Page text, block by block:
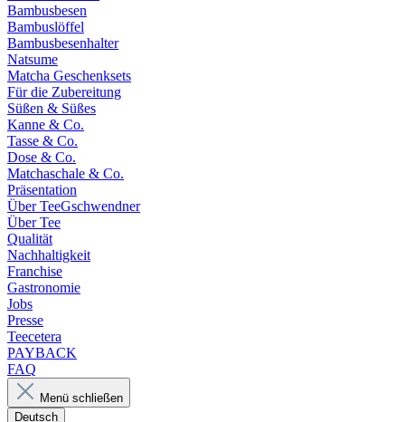
Bambusbesen
Bambuslöffel
Bambusbesenhalter
Natsume
Matcha Geschenksets
Für die Zubereitung
Süßen & Süßes
Kanne & Co.
Tasse & Co.
Dose & Co.
Matchaschale & Co.
Präsentation
Über TeeGschwendner
Über Tee
Qualität
Nachhaltigkeit
Franchise
Gastronomie
Jobs
Presse
Teecetera
PAYBACK
FAQ
Menü schließen
Deutsch